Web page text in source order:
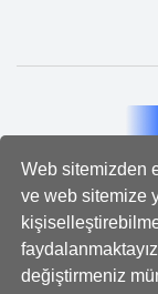
Web sitemizden
ve web sitemize
değiştirmeniz